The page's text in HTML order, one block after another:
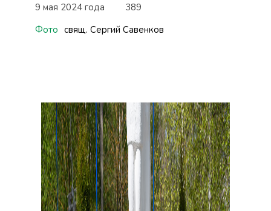
9 мая 2024 года
389
Фото свящ. Сергий Савенков